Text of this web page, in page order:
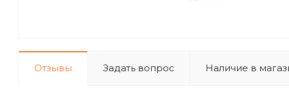
Отзывы Задать вопрос Наличие в